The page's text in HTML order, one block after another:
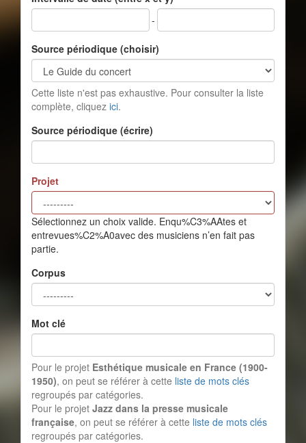
-
Source périodique (choisir)
Cette liste n'est pas exhaustive. Pour consulter la liste
complète, cliquez ici.
Source périodique (écrire)
Projet
Sélectionnez un choix valide. Enqu%C3%AAtes et
entrevues%C2%A0avec des musiciens n’en fait pas
partie.
Corpus
Mot clé
Pour le projet Esthétique musicale en France (1900-
1950), on peut se référer à cette liste de mots clés
regroupés par catégories.
Pour le projet Jazz dans la presse musicale
française, on peut se référer à cette liste de mots clés
regroupés par catégories.